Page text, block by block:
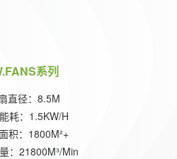
系列
直径：8.5M
耗：1.5KW/H
积：1800M²+
：21800M³/Min